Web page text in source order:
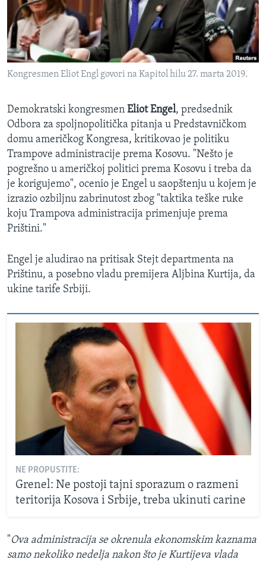
SPORT
INTERVJU
Kongresmen Eliot Engl govori na Kapitol hilu 27. marta 2019.
Demokratski kongresmen Eliot Engel, predsednik
Odbora za spoljnopolitička pitanja u Predstavničkom
domu američkog Kongresa, kritikovao je politiku
Trampove administracije prema Kosovu. "Nešto je
pogrešno u američkoj politici prema Kosovu i treba da
je korigujemo", ocenio je Engel u saopštenju u kojem je
izrazio ozbiljnu zabrinutost zbog "taktika teške ruke
koju Trampova administracija primenjuje prema
Prištini."
Engel je aludirao na pritisak Stejt departmenta na
Prištinu, a posebno vladu premijera Aljbina Kurtija, da
ukine tarife Srbiji.
NE PROPUSTITE:
Grenel: Ne postoji tajni sporazum o razmeni
teritorija Kosova i Srbije, treba ukinuti carine
"Ova administracija se okrenula ekonomskim kaznama
samo nekoliko nedelja nakon što je Kurtijeva vlada